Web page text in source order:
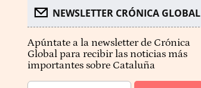
NEWSLETTER CRÓNICA GLOBAL
Apúntate a la newsletter de Crónica
Global para recibir las noticias más
importantes sobre Cataluña